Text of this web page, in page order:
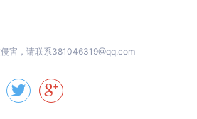
害，请联系381046319@qq.com